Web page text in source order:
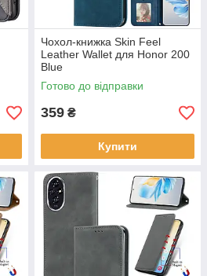
Чохол-книжка Skin Feel
Leather Wallet для Honor 200
Blue
Готово до відправки
359 ₴
Купити